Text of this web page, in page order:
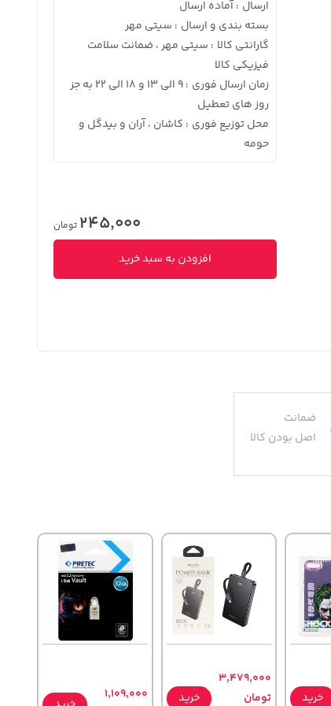
ارسال :آماده ارسال
بسته بندی و ارسال : سیتی مهر
گارانتی کالا : سیتی مهر ، ضمانت سلامت
فیزیکی کالا
زمان ارسال فوری :
9 الی 13 و 18 الی 22 به جز
روز های تعطیل
محل توزیع فوری : کاشان ، آران و بیدگل و
حومه
245,000 تومان
افزودن به سبد خرید
ضمانت
اصل بودن کالا
خرید
3,479,000
تومان
خرید
1,109,000